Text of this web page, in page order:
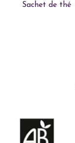
Sachet de thé